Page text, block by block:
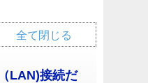
全て閉じる
LAN)接続だ